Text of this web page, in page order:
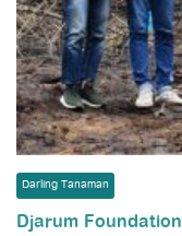
Darling Tanaman
Djarum